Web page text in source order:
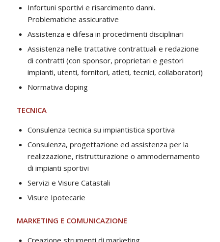
Infortuni sportivi e risarcimento danni.
Problematiche assicurative
Assistenza e difesa in procedimenti disciplinari
Assistenza nelle trattative contrattuali e redazione
di contratti (con sponsor, proprietari e gestori
impianti, utenti, fornitori, atleti, tecnici, collaboratori)
Normativa doping
TECNICA
Consulenza tecnica su impiantistica sportiva
Consulenza, progettazione ed assistenza per la
realizzazione, ristrutturazione o ammodernamento
di impianti sportivi
Servizi e Visure Catastali
Visure Ipotecarie
MARKETING E COMUNICAZIONE
Creazione strumenti di marketing